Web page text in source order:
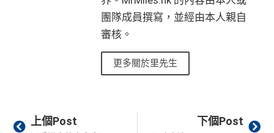
團隊成員撰寫，並經由本人親自
審核。
更多關於里先生
Prev
上個Post 下個Post